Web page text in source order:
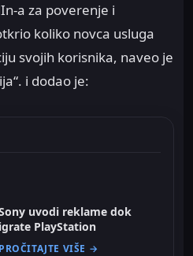
a za poverenje i
koliko novca usluga
svojih korisnika, naveo je
i dodao je:
uvodi reklame dok
igrate PlayStation
PROČITAJTE VIŠE →